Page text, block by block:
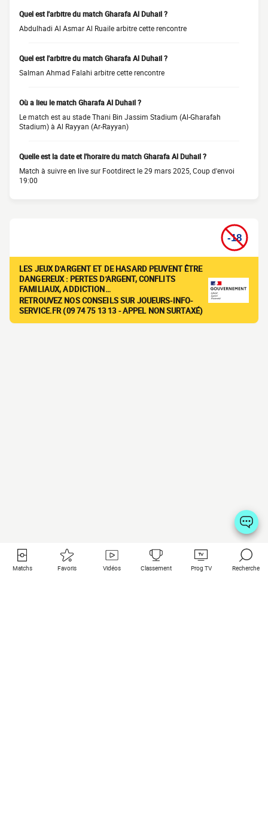
Quel est l'arbitre du match Gharafa Al Duhail ?
Abdulhadi Al Asmar Al Ruaile arbitre cette rencontre
Quel est l'arbitre du match Gharafa Al Duhail ?
Salman Ahmad Falahi arbitre cette rencontre
Où a lieu le match Gharafa Al Duhail ?
Le match est au stade Thani Bin Jassim Stadium (Al-Gharafah
Stadium) à Al Rayyan (Ar-Rayyan)
Quelle est la date et l'horaire du match Gharafa Al Duhail ?
Match à suivre en live sur Footdirect le 29 mars 2025, Coup d'envoi
19:00
LES JEUX D'ARGENT ET DE HASARD PEUVENT ÊTRE
DANGEREUX : PERTES D'ARGENT, CONFLITS
FAMILIAUX, ADDICTION…
RETROUVEZ NOS CONSEILS SUR JOUEURS-INFO-
SERVICE.FR (09 74 75 13 13 - APPEL NON SURTAXÉ)
Matchs Favoris Vidéos Classement Prog TV Recherche